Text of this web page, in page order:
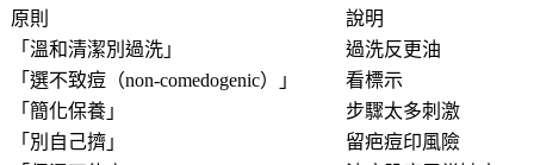
原則
說明
「 溫和清潔別過洗 」
過洗反更油
「 選不致痘（non-comedogenic） 」
看標示
「 簡化保養 」
步驟太多刺激
「 別自己擠 」
留疤痘印風險